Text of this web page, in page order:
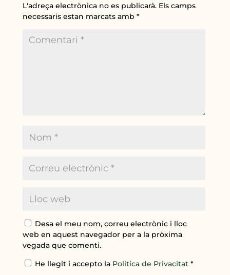
L'adreça electrònica no es publicarà. Els camps
necessaris estan marcats amb*
Desa el meu nom, correu electrònic i lloc
web en aquest navegador per a la pròxima
vegada que comenti.
He llegit i accepto la Política de Privacitat*